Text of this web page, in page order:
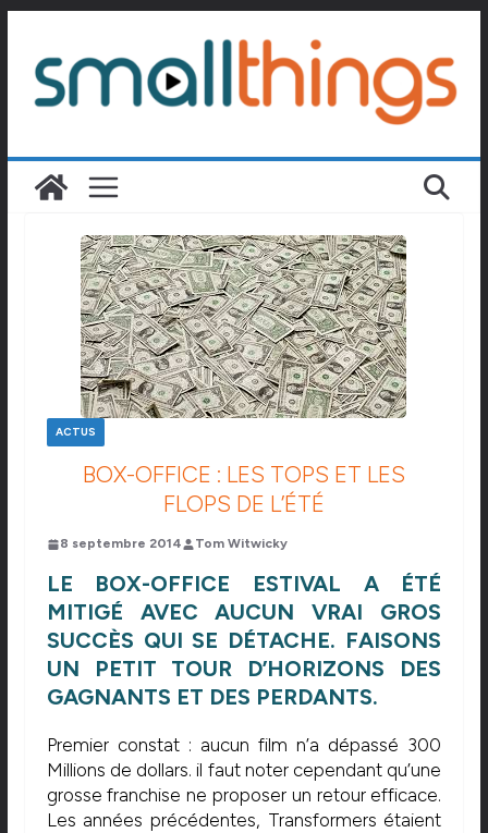
contenu
ACTUS
BOX-OFFICE : LES TOPS ET LES
FLOPS DE L’ÉTÉ
8 septembre 2014 Tom Witwicky
LE BOX-OFFICE ESTIVAL A ÉTÉ
MITIGÉ AVEC AUCUN VRAI GROS
SUCCÈS QUI SE DÉTACHE. FAISONS
UN PETIT TOUR D’HORIZONS DES
GAGNANTS ET DES PERDANTS.
Premier constat : aucun film n’a dépassé 300
Millions de dollars. il faut noter cependant qu’une
grosse franchise ne proposer un retour efficace.
Les années précédentes, Transformers étaient